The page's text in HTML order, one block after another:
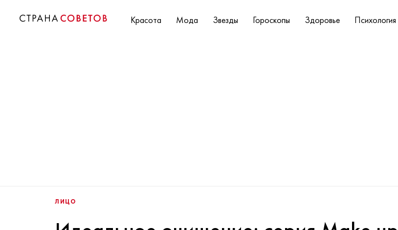
Красота Мода Звезды Гороскопы Здоровье Психология
ЛИЦО